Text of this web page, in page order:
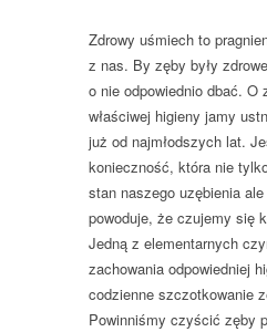
Zdrowy uśmiech to
z nas. By zęby były
o nie odpowiednio dbać. O
właściwej higieny jamy
już od najmłodszych lat.
konieczność, która nie
stan naszego uzębienia
powoduje, że czujemy się
Jedną z elementarnych
zachowania odpowiedniej
codzienne szczotkowanie
Powinniśmy czyścić zęby